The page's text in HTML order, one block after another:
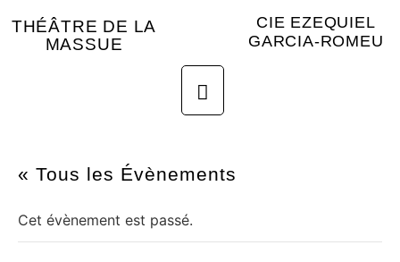
THÉÂTRE DE LA
MASSUE
CIE EZEQUIEL
GARCIA-ROMEU
« Tous les Évènements
Cet évènement est passé.